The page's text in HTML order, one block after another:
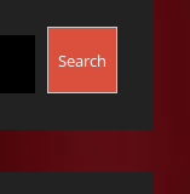
Search